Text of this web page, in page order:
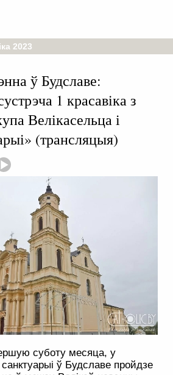
2023
ў Будславе:
1 красавіка з
Велікасельца і
(трансляцыя)
суботу месяца, у
ў Будславе пройдзе